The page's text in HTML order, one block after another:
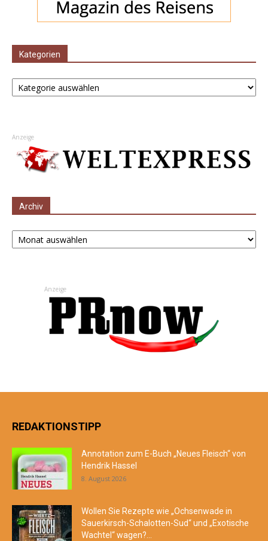
Kategorien
Kategorien
Anzeige
Archiv
Archiv
Anzeige
REDAKTIONSTIPP
Annotation zum E-Buch „Neues Fleisch“ von
Hendrik Hassel
8. August 2026
Wollen Sie Rezepte wie „Ochsenwade in
Sauerkirsch-Schalotten-Sud“ und „Exotische
Wachtel“ wagen?...